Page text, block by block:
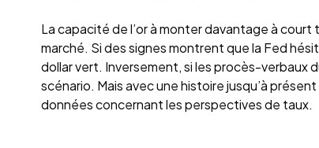
La capacité de l’or à monter davantage à
marché. Si des signes montrent que la Fed
dollar vert. Inversement, si les procès-verbaux
scénario. Mais avec une histoire jusqu’à
données concernant les perspectives de taux.